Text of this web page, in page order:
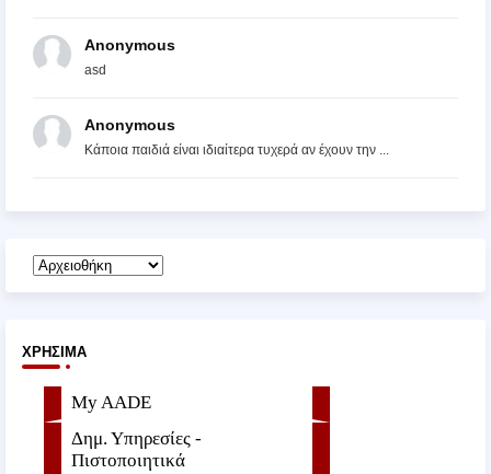
Anonymous
asd
Anonymous
Κάποια παιδιά είναι ιδιαίτερα τυχερά αν έχουν την ...
ΧΡΉΣΙΜΑ
My AADE
Δημ. Υπηρεσίες -
Πιστοποιητικά